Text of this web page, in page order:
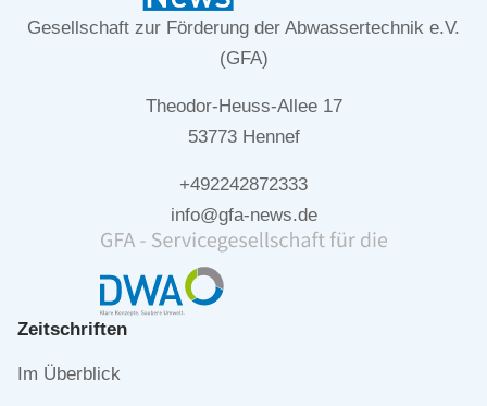
Gesellschaft zur Förderung der Abwassertechnik e.V.
(GFA)
Theodor-Heuss-Allee 17
53773 Hennef
+492242872333
info@gfa-news.de
Zeitschriften
Navigation
Im Überblick